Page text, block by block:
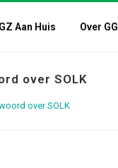
Aan Huis Over
over SOLK
over SOLK